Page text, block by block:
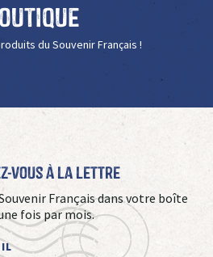
du Souvenir Français !
vous à La Lettre
Français dans votre boîte
fois par mois.